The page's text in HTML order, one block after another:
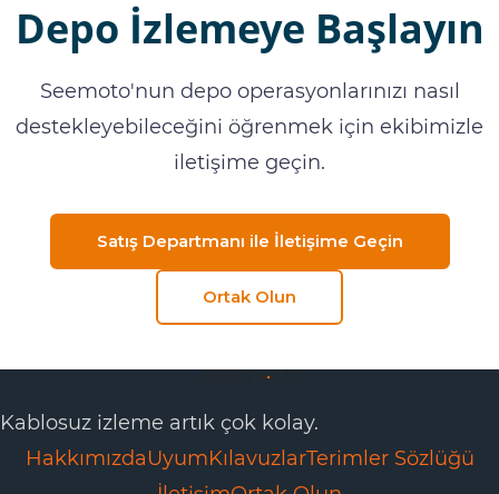
Depo İzlemeye Başlayın
Seemoto'nun depo operasyonlarınızı nasıl
destekleyebileceğini öğrenmek için ekibimizle
iletişime geçin.
Satış Departmanı ile İletişime Geçin
Ortak Olun
Kablosuz izleme artık çok kolay.
HakkımızdaUyumKılavuzlarTerimler Sözlüğü